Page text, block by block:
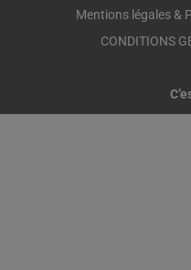
Mentions légales &
CONDITIONS